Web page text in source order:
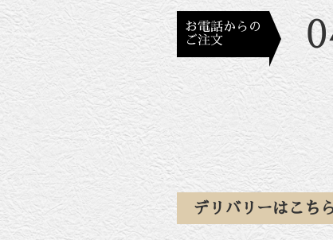
お電話からの
ご注文
デリバリーはこち